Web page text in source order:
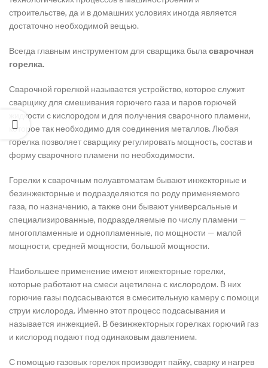
строительстве, да и в домашних условиях иногда является
достаточно необходимой вещью.
Всегда главным инструментом для сварщика быласварочная
горелка.
Сварочной горелкой называется устройство, которое служит
сварщику для смешивания горючего газа и паров горючей
жидкости с кислородом и для получения сварочного пламени,
которое так необходимо для соединения металлов. Любая
горелка позволяет сварщику регулировать мощность, состав и
форму сварочного пламени по необходимости.
Горелки к сварочным полуавтоматам бывают инжекторные и
безинжекторные и подразделяются по роду применяемого
газа, по назначению, а также они бывают универсальные и
специализированные, подразделяемые по числу пламени —
многопламенные и однопламенные, по мощности — малой
мощности, средней мощности, большой мощности.
Наибольшее применение имеют инжекторные горелки,
которые работают на смеси ацетилена с кислородом. В них
горючие газы подсасываются в смесительную камеру с помощи
струи кислорода. Именно этот процесс подсасывания и
называется инжекцией. В безинжекторных горелках горючий газ
и кислород подают под одинаковым давлением.
С помощью газовых горелок производят пайку, сварку и нагрев